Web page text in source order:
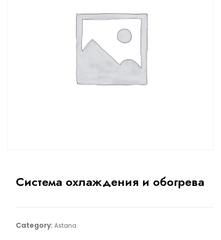
Система охлаждения и обогрева
Category: Astana